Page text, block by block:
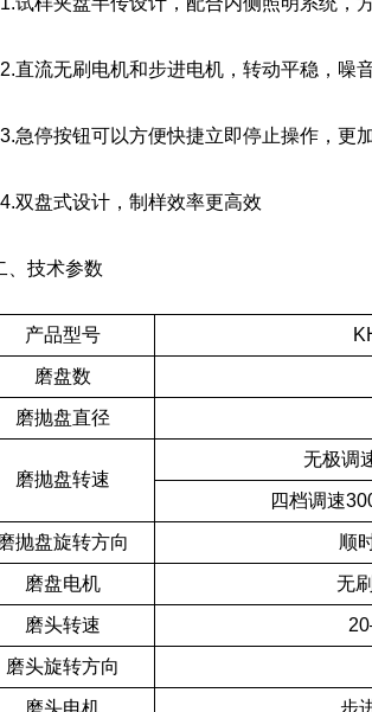
直流无刷电机和步进电机，转动平稳，噪
急停按钮可以方便快捷立即停止操作，更
双盘式设计，制样效率更高效
技术参数
产品型号
磨盘数
磨抛盘直径
磨抛盘转速
无极调
四档调速
抛盘旋转方向 顺
磨盘电机 无
磨头转速
磨头旋转方向
磨头电机 步